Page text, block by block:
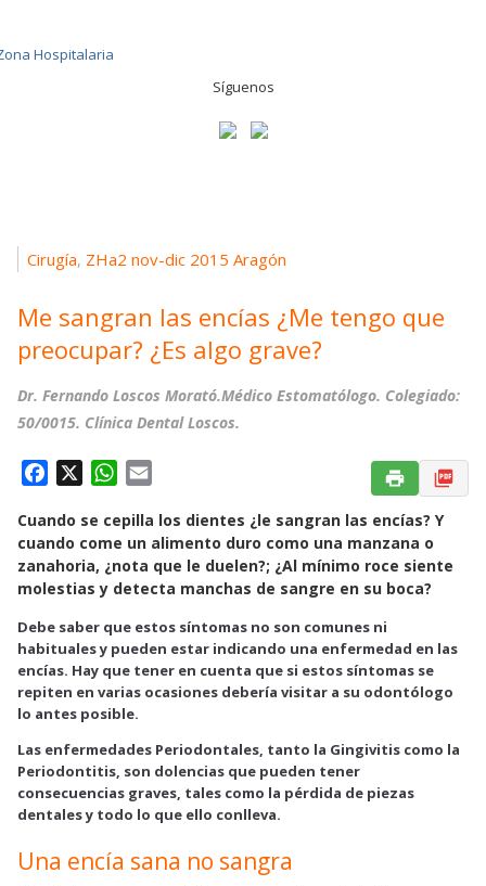
Síguenos
Cirugía, ZHa2 nov-dic 2015 Aragón
Me sangran las encías ¿Me tengo que
preocupar? ¿Es algo grave?
Dr. Fernando Loscos Morató.Médico Estomatólogo. Colegiado:
50/0015. Clínica Dental Loscos.
c
e
b
o
k
W
a
t
s
p
p
a
i
l
Cuando se cepilla los dientes ¿le sangran las encías? Y
cuando come un alimento duro como una manzana o
zanahoria, ¿nota que le duelen?; ¿Al mínimo roce siente
molestias y detecta manchas de sangre en su boca?
Debe saber que estos síntomas no son comunes ni
habituales y pueden estar indicando una enfermedad en las
encías. Hay que tener en cuenta que si estos síntomas se
repiten en varias ocasiones debería visitar a su odontólogo
lo antes posible.
Las enfermedades Periodontales, tanto la Gingivitis como la
Periodontitis, son dolencias que pueden tener
consecuencias graves, tales como la pérdida de piezas
dentales y todo lo que ello conlleva.
Una encía sana no sangra